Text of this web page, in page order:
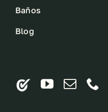
Baños
Blog